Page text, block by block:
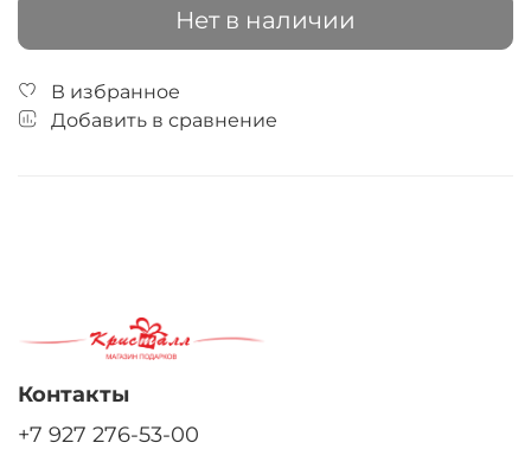
Нет в наличии
В избранное
Добавить в сравнение
Контакты
+7 927 276-53-00